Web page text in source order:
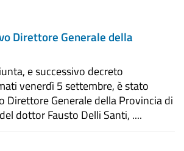
Direttore Generale della
e successivo decreto
venerdì 5 settembre, è stato
Direttore Generale della Provincia di
dottor Fausto Delli Santi, ....